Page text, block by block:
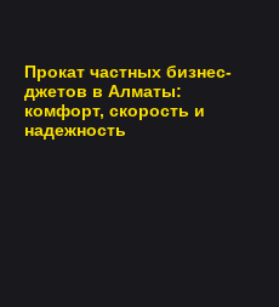
Прокат частных бизнес-
джетов в Алматы:
комфорт, скорость и
надежность